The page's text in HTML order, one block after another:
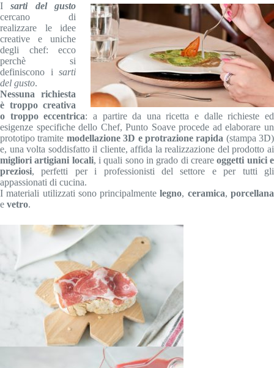
Isarti del gusto
cercano di
realizzare le idee
creative e uniche
degli chef: ecco
perchè si
definiscono i sarti
del gusto.
Nessuna richiesta
è troppo creativa
o troppo eccentrica: a partire da una ricetta e dalle richieste ed
esigenze specifiche dello Chef, Punto Soave procede ad elaborare un
prototipo tramite modellazione 3D e protrazione rapida (stampa 3D)
e, una volta soddisfatto il cliente, affida la realizzazione del prodotto ai
migliori artigiani locali, i quali sono in grado di creareoggetti unici e
preziosi, perfetti per i professionisti del settore e per tutti gli
appassionati di cucina.
I materiali utilizzati sono principalmentelegno, ceramica,porcellana
e vetro.